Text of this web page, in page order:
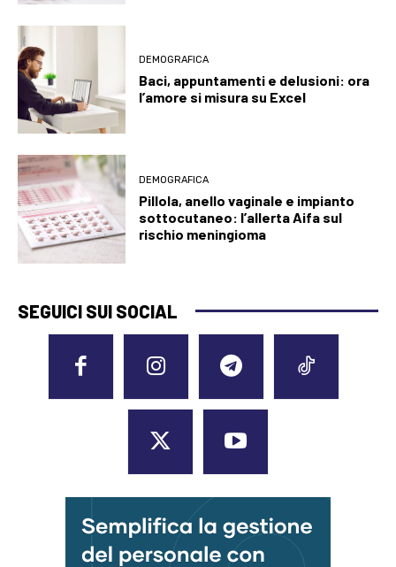
DEMOGRAFICA
Baci, appuntamenti e delusioni: ora
l’amore si misura su Excel
DEMOGRAFICA
Pillola, anello vaginale e impianto
sottocutaneo: l’allerta Aifa sul
rischio meningioma
SEGUICI SUI SOCIAL